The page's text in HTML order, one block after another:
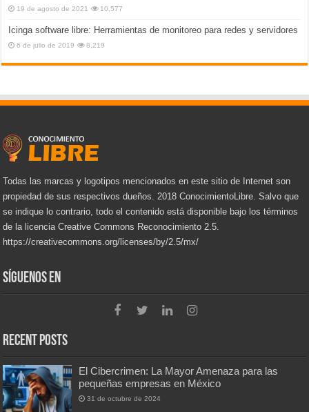
19 de agosto de 2021 10,577
Icinga software libre: Herramientas de monitoreo para redes y servidores
6 de julio de 2019 8,219
Todas las marcas y logotipos mencionados en este sitio de Internet son
propiedad de sus respectivos dueños. 2018 ConocimientoLibre. Salvo que
se indique lo contrario, todo el contenido está disponible bajo los términos
de la licencia Creative Commons Reconocimiento 2.5.
https://creativecommons.org/licenses/by/2.5/mx/
Síguenos en
Recent Posts
El Cibercrimen: La Mayor Amenaza para las
pequeñas empresas en México
31 de octubre de 2024